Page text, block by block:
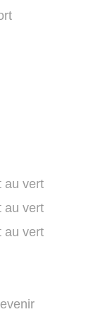
vert
vert
vert